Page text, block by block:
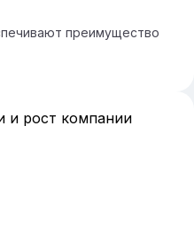
преимущество